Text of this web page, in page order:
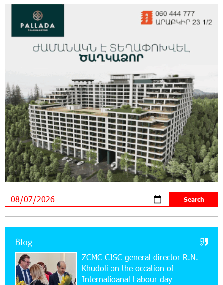
Rate.Trading Platform at Seaside Startup
Summit: IDBank Introduces an Innovative
Solution
14:34:49 29-07-2026
Supported by IDBank
11:59:57 28-07-2026
Ucom’s Sales and Service Center Reopens at
24/2 Shahumyan Street in Ararat
19:04:38 23-07-2026
Scholarship recipients of the “Armenian
Virtuosos” Program participated in the Järvi
Academy and Pärnu Music Festival in Estonia, representing
Armenia on the international stage
20:56:14 22-07-2026
New Financial Skills at the Davidbek Games:
Blog
ZCMC CJSC general director R.N.
Khudoli on the օccation of
Internatioanal Labour day